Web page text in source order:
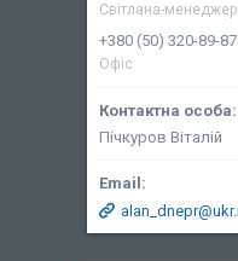
Світлана-
+380 (50) 320-89-87
Офіс
Пічкуров Віталій